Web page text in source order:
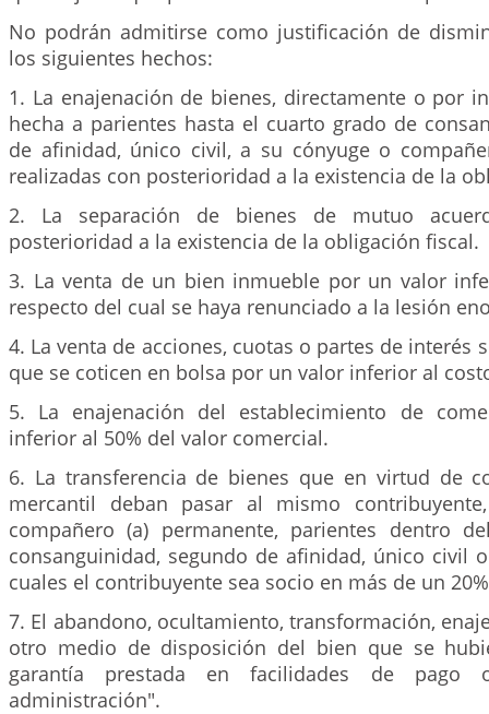
No podrán admitirse como justificación de
los siguientes hechos:
1. La enajenación de bienes, directamente o por
hecha a parientes hasta el cuarto grado de
de afinidad, único civil, a su cónyuge o
realizadas con posterioridad a la existencia de la
2. La separación de bienes de mutuo
posterioridad a la existencia de la obligación fiscal.
3. La venta de un bien inmueble por un valor
respecto del cual se haya renunciado a la lesión
4. La venta de acciones, cuotas o partes de interés
que se coticen en bolsa por un valor inferior al
5. La enajenación del establecimiento de
inferior al 50% del valor comercial.
6. La transferencia de bienes que en virtud de
mercantil deban pasar al mismo
compañero (a) permanente, parientes dentro
consanguinidad, segundo de afinidad, único civil
cuales el contribuyente sea socio en más de un
7. El abandono, ocultamiento, transformación,
otro medio de disposición del bien que se
garantía prestada en facilidades de pago
administración".